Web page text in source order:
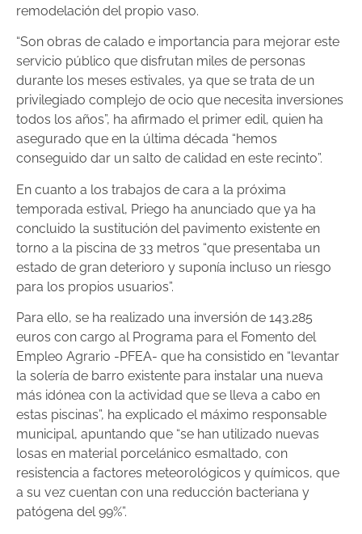
remodelación del propio vaso.
“Son obras de calado e importancia para mejorar este
servicio público que disfrutan miles de personas
durante los meses estivales, ya que se trata de un
privilegiado complejo de ocio que necesita inversiones
todos los años”, ha afirmado el primer edil, quien ha
asegurado que en la última década “hemos
conseguido dar un salto de calidad en este recinto”.
En cuanto a los trabajos de cara a la próxima
temporada estival, Priego ha anunciado que ya ha
concluido la sustitución del pavimento existente en
torno a la piscina de 33 metros “que presentaba un
estado de gran deterioro y suponía incluso un riesgo
para los propios usuarios”.
Para ello, se ha realizado una inversión de 143.285
euros con cargo al Programa para el Fomento del
Empleo Agrario -PFEA- que ha consistido en “levantar
la solería de barro existente para instalar una nueva
más idónea con la actividad que se lleva a cabo en
estas piscinas”, ha explicado el máximo responsable
municipal, apuntando que “se han utilizado nuevas
losas en material porcelánico esmaltado, con
resistencia a factores meteorológicos y químicos, que
a su vez cuentan con una reducción bacteriana y
patógena del 99%”.